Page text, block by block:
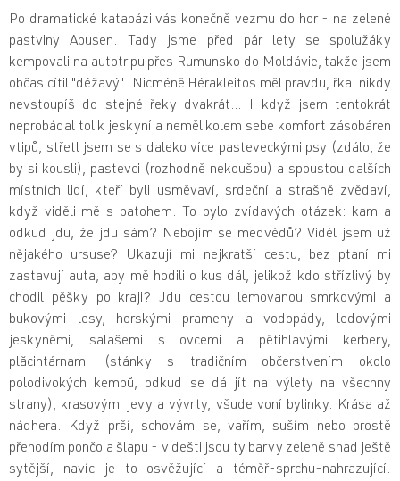
Po dramatické katabázi vás konečně vezmu do hor - na zelené
pastviny Apusen. Tady jsme před pár lety se spolužáky
kempovali na autotripu přes Rumunsko do Moldávie, takže jsem
občas cítil "déžavý". Nicméně Hérakleitos měl pravdu, řka: nikdy
nevstoupíš do stejné řeky dvakrát… I když jsem tentokrát
neprobádal tolik jeskyní a neměl kolem sebe komfort zásobáren
vtipů, střetl jsem se s daleko více pasteveckými psy (zdálo, že
by si kousli), pastevci (rozhodně nekoušou) a spoustou dalších
místních lidí, kteří byli usměvaví, srdeční a strašně zvědaví,
když viděli mě s batohem. To bylo zvídavých otázek: kam a
odkud jdu, že jdu sám? Nebojím se medvědů? Viděl jsem už
nějakého ursuse? Ukazují mi nejkratší cestu, bez ptaní mi
zastavují auta, aby mě hodili o kus dál, jelikož kdo střízlivý by
chodil pěšky po kraji? Jdu cestou lemovanou smrkovými a
bukovými lesy, horskými prameny a vodopády, ledovými
jeskyněmi, salašemi s ovcemi a pětihlavými kerbery,
plăcintárnami (stánky s tradičním občerstvením okolo
polodivokých kempů, odkud se dá jít na výlety na všechny
strany), krasovými jevy a vývrty, všude voní bylinky. Krása až
nádhera. Když prší, schovám se, vařím, suším nebo prostě
přehodím pončo a šlapu - v dešti jsou ty barvy zeleně snad ještě
sytější, navíc je to osvěžující a téměř-sprchu-nahrazující.